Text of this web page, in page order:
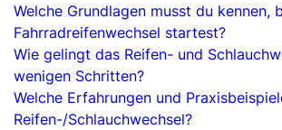
Welche Grundlagen musst du kennen,
Fahrradreifenwechsel startest?
Wie gelingt das Reifen- und
wenigen Schritten?
Welche Erfahrungen und
Reifen-/Schlauchwechsel?